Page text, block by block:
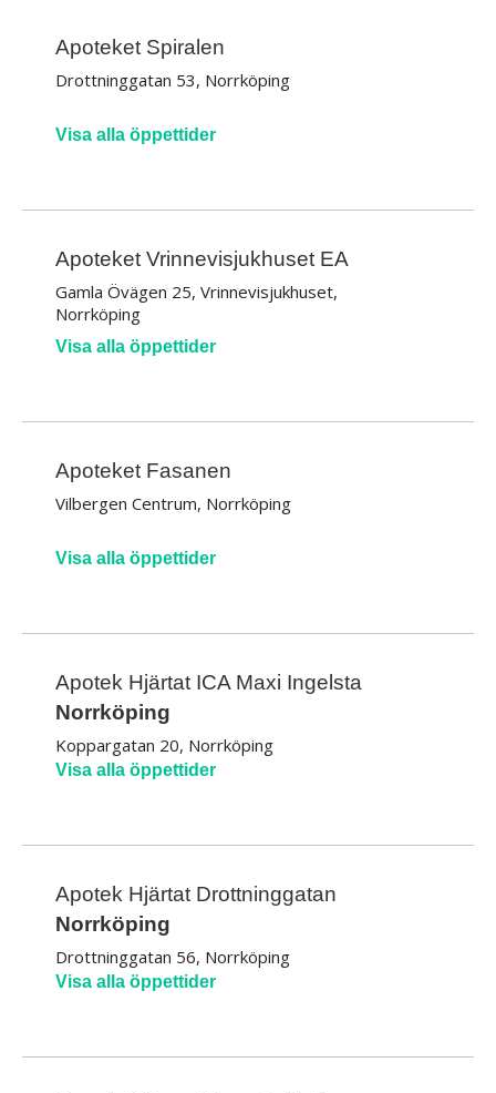
Apoteket Spiralen
Drottninggatan 53, Norrköping
Visa alla öppettider
Apoteket Vrinnevisjukhuset EA
Gamla Övägen 25, Vrinnevisjukhuset,
Norrköping
Visa alla öppettider
Apoteket Fasanen
Vilbergen Centrum, Norrköping
Visa alla öppettider
Apotek Hjärtat ICA Maxi Ingelsta
Norrköping
Koppargatan 20, Norrköping
Visa alla öppettider
Apotek Hjärtat Drottninggatan
Norrköping
Drottninggatan 56, Norrköping
Visa alla öppettider